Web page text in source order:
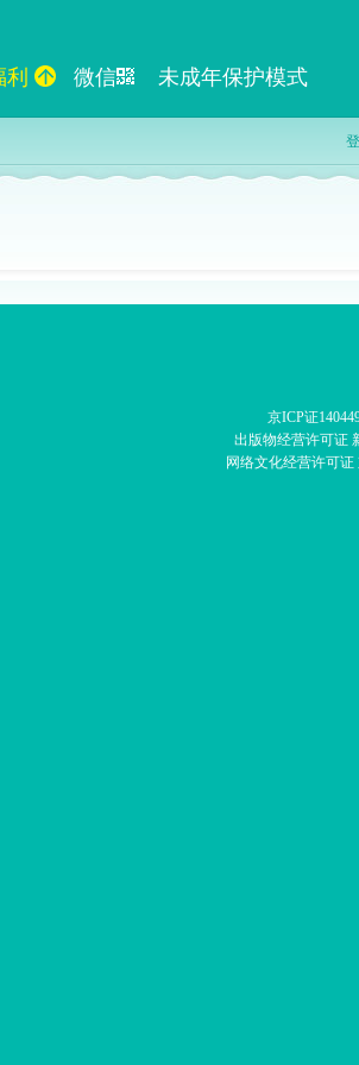
利 微信 未成年保护模式
京ICP证
出版物经营许可证
网络文化经营许可证